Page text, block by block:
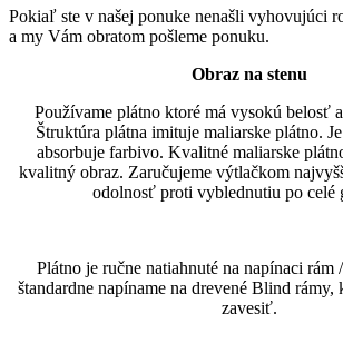
Pokiaľ ste v našej ponuke nenašli vyhovujúci
a my Vám obratom pošleme ponuku.
Obraz na stenu
Používame plátno ktoré má vysokú belosť
Štruktúra plátna imituje maliarske plátno.
absorbuje farbivo. Kvalitné maliarske
kvalitný obraz. Zaručujeme výtlačkom
odolnosť proti vyblednutiu po celé
Plátno je ručne natiahnuté na napínaci rám
štandardne napíname na drevené Blind rámy,
zavesiť.